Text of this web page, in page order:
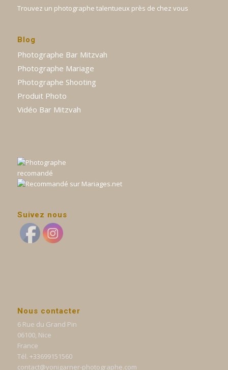
Trouvez un photographe talentueux près de chez vous
Blog
Photographe Bar Mitzvah
Photographe Mariage
Photographe Shooting
Produit Photo
Vidéo Bar Mitzvah
Suivez nous
Nous contacter
6 Rue du Grand Pin
06100, Nice
France
Tél. +33699151560
contact@yonigarner-photographe.com